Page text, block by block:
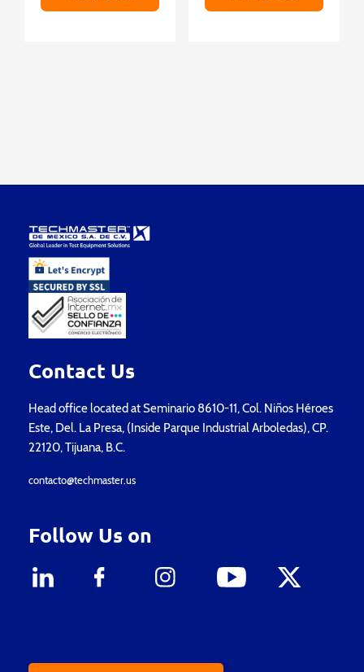
Contact Us
Head office located at Seminario 8610-11, Col. Niños Héroes
Este, Del. La Presa, (Inside Parque Industrial Arboledas), CP.
22120, Tijuana, B.C.
contacto@techmaster.us
Follow Us on